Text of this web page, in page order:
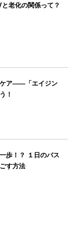
老化の関係って？
ケア――「エイジン
！
歩！？ １日のバス
す方法